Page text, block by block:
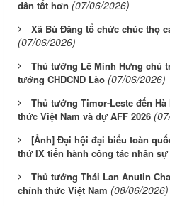
dân tốt hơn (07/06/2026)
Xã Bù Đăng tổ chức chúc thọ
(07/06/2026)
Thủ tướng Lê Minh Hưng chủ
tướng CHDCND Lào (07/06/2026)
Thủ tướng Timor-Leste đến
thức Việt Nam và dự AFF 2026
[Ảnh] Đại hội đại biểu toàn
thứ IX tiến hành công tác nhân sự
Thủ tướng Thái Lan Anutin
chính thức Việt Nam (08/06/2026)